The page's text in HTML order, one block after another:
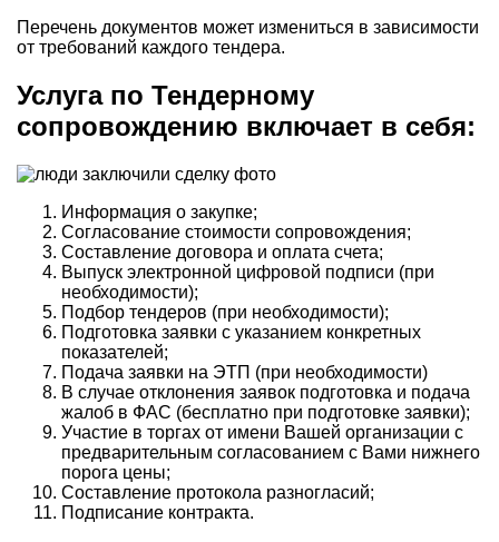
Перечень документов может измениться в зависимости
от требований каждого тендера.
Услуга по Тендерному
сопровождению включает в себя:
Информация о закупке;
Согласование стоимости сопровождения;
Составление договора и оплата счета;
Выпуск электронной цифровой подписи (при
необходимости);
Подбор тендеров (при необходимости);
Подготовка заявки с указанием конкретных
показателей;
Подача заявки на ЭТП (при необходимости)
В случае отклонения заявок подготовка и подача
жалоб в ФАС (бесплатно при подготовке заявки);
Участие в торгах от имени Вашей организации с
предварительным согласованием с Вами нижнего
порога цены;
Составление протокола разногласий;
Подписание контракта.